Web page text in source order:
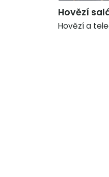
Hovězí
Hovězí a